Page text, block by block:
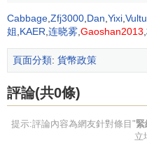
元貨幣對人民幣交易價的浮
入價之差不得超過交易中間
掛牌的非美元貨幣
2007年5月18日，中央銀
範圍，自5月21日起將銀行
Cabbage Zfj3000 Dan Yixi
姐 KAER 连晓雾 Gaoshan2013
頁面分類: 貨幣政策
評論(共0條)
提示:評論內容為網友針對條目"
立